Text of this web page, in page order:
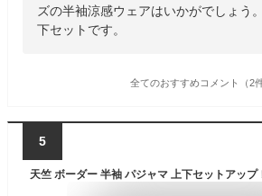
ズの半袖涼感ウェアはいかがでしょう
下セットです。
全てのおすすめコメント（2件
5